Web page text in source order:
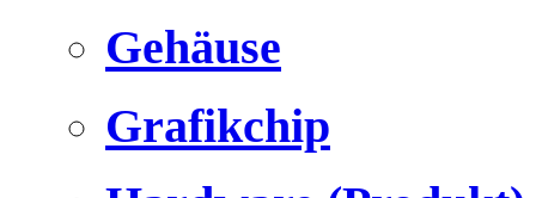
Gehäuse
Grafikchip